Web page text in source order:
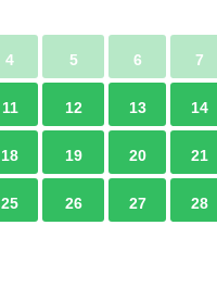
4 5 6 7
11 12 13 14
18 19 20 21
25 26 27 28